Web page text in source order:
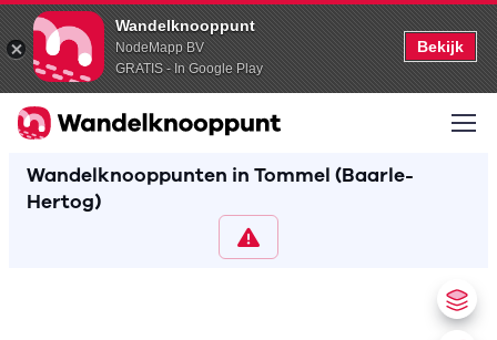
Wandelknooppunt
NodeMapp BV
GRATIS - In Google Play
Bekijk
Wandelknooppunten in Tommel (Baarle-
Hertog)